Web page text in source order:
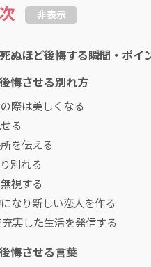
非表示
ぬほど後悔する瞬間・ポイ
悔させる別れ方
際は美しくなる
る
を伝える
別れる
視する
なり新しい恋人を作る
実した生活を発信する
悔させる言葉